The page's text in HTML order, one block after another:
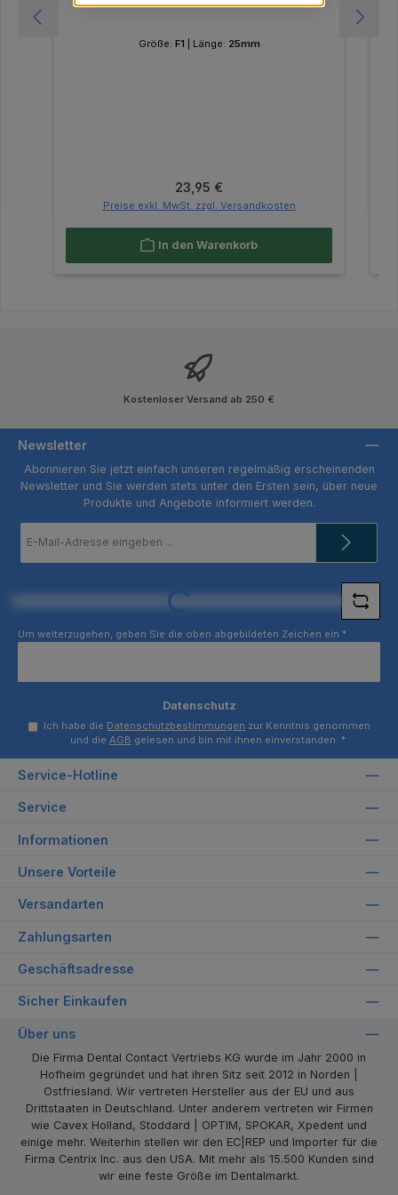
Größe: F1 Länge: 25mm
Regulärer Preis:
23,95 €
Preise exkl. MwSt. zzgl. Versandkosten
In den Warenkorb
Kostenloser Versand ab 250 €
Newsletter
Abonnieren Sie jetzt einfach unseren regelmäßig erscheinenden
Newsletter und Sie werden stets unter den Ersten sein, über neue
Produkte und Angebote informiert werden.
Mail-
Loading...
Um weiterzugehen, geben Sie die oben abgebildeten Zeichen ein *
Datenschutz
Ich habe die Datenschutzbestimmungen zur Kenntnis genommen
und die AGB gelesen und bin mit ihnen einverstanden. *
Service-Hotline
Service
Informationen
Unsere Vorteile
Versandarten
Zahlungsarten
Geschäftsadresse
Sicher Einkaufen
Über uns
Die Firma Dental Contact Vertriebs KG wurde im Jahr 2000 in
Hofheim gegründet und hat ihren Sitz seit 2012 in Norden |
Ostfriesland. Wir vertreten Hersteller aus der EU und aus
Drittstaaten in Deutschland. Unter anderem vertreten wir Firmen
wie Cavex Holland, Stoddard | OPTIM, SPOKAR, Xpedent und
einige mehr. Weiterhin stellen wir den EC|REP und Importer für die
Firma Centrix Inc. aus den USA. Mit mehr als 15.500 Kunden sind
wir eine feste Größe im Dentalmarkt.